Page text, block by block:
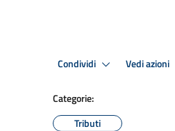
Condividi Vedi azioni
Categorie:
Tributi